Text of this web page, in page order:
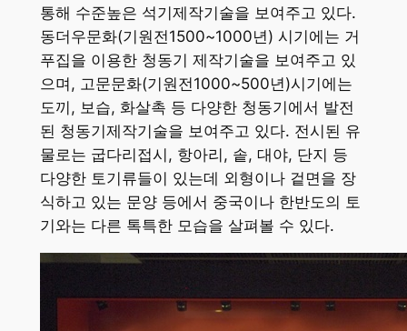
통해 수준높은 석기제작기술을 보여주고 있다.
동더우문화(기원전1500~1000년) 시기에는 거
푸집을 이용한 청동기 제작기술을 보여주고 있
으며, 고문문화(기원전1000~500년)시기에는
도끼, 보습, 화살촉 등 다양한 청동기에서 발전
된 청동기제작기술을 보여주고 있다. 전시된 유
물로는 굽다리접시, 항아리, 솥, 대야, 단지 등
다양한 토기류들이 있는데 외형이나 겉면을 장
식하고 있는 문양 등에서 중국이나 한반도의 토
기와는 다른 톡특한 모습을 살펴볼 수 있다.